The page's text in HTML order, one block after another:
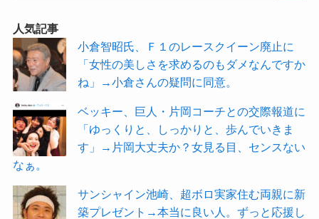
人気記事
小倉智昭氏、Ｆ１のレースクイーン廃止に
「女性の美しさを求めるのもダメなんですか
ね」→小倉さんの疑問に同意。
ベッキー、巨人・片岡コーチとの交際報道に
「ゆっくりと、しっかりと、歩んでいきま
す」→片岡大丈夫か？女見る目、センスない
なぁ。
サンシャイン池崎、超ボロ実家住む両親に新
築プレゼント→本当に良い人。ずっと応援し